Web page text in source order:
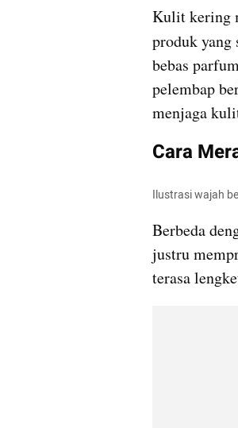
Kulit kering
produk yang
bebas
pelembap
menjaga
Cara
Ilustrasi wajah
Berbeda
justru
terasa